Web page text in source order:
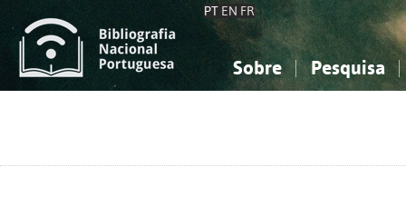
PT EN FR
Sobre Pesquisa